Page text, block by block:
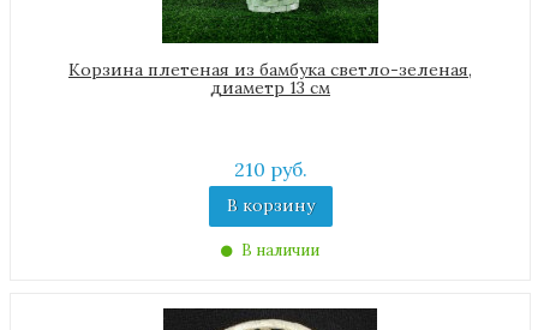
Корзина плетеная из бамбука светло-зеленая,
диаметр 13 см
210 руб.
В корзину
В наличии